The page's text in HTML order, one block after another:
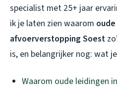
specialist met 25+ jaar
ik je laten zien waarom
afvoerverstopping Soest
is, en belangrijker nog: wat
Waarom oude leidingen